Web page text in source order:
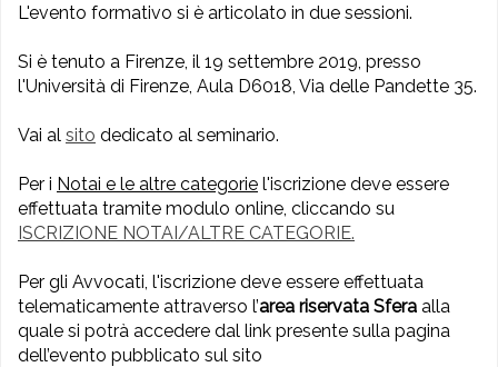
L'evento formativo si è articolato in due sessioni.
Si è tenuto a Firenze, il 19 settembre 2019, presso
l'Università di Firenze, Aula D6018, Via delle Pandette 35.
Vai al sito dedicato al seminario.
Per i Notai e le altre categorie l'iscrizione deve essere
effettuata tramite modulo online, cliccando su
ISCRIZIONE NOTAI/ALTRE CATEGORIE.
Per gli Avvocati, l'iscrizione deve essere effettuata
telematicamente attraverso l’area riservata Sfera alla
quale si potrà accedere dal link presente sulla pagina
dell’evento pubblicato sul sito